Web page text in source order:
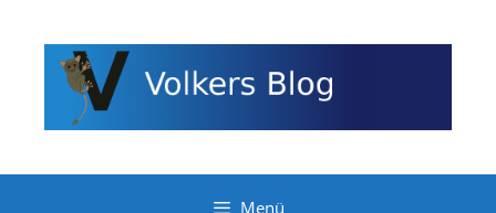
Inhalt
springen
Menü